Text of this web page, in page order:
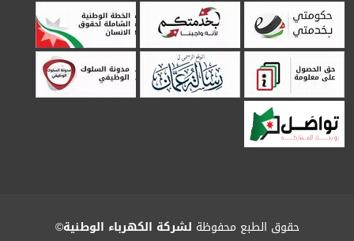
حقوق الطبع محفوظةلشركة الكهرباء الوطنية©